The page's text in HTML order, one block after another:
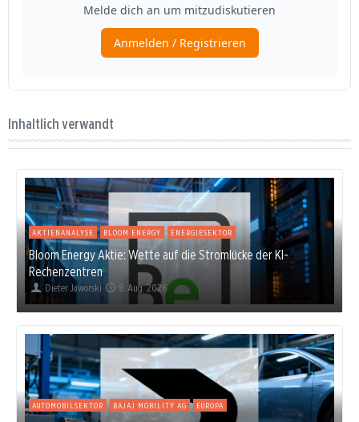
Inhaltlich verwandt
AKTIENANALYSE BLOOM ENERGY ENERGIESEKTOR
Bloom Energy Aktie: Wette auf die Stromlücke der KI-
Rechenzentren
Dieter Jaworski 8. Aug. 2026
AUTOMOBILSEKTOR BAJAJ MOBILITY AG EUROPA